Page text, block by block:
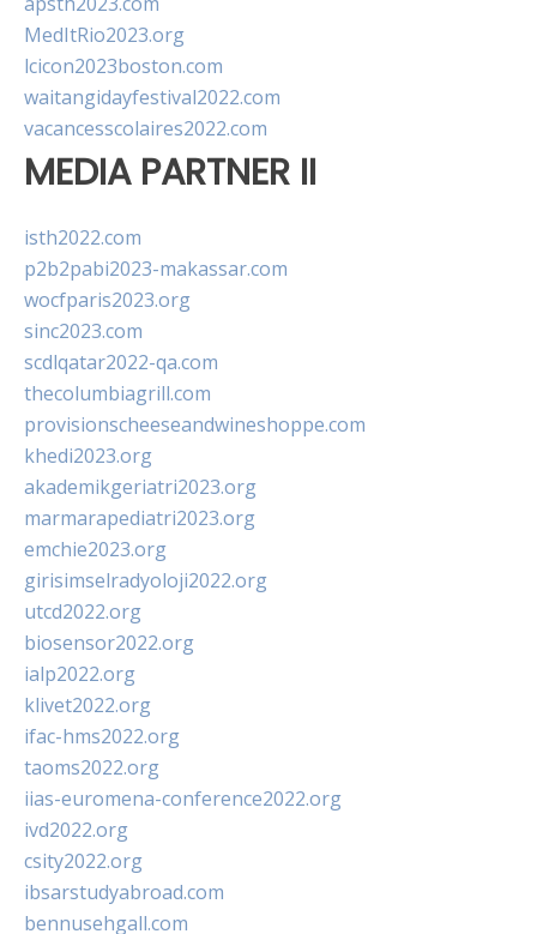
MedItRio2023.org
lcicon2023boston.com
waitangidayfestival2022.com
vacancesscolaires2022.com
MEDIA PARTNER II
isth2022.com
p2b2pabi2023-makassar.com
wocfparis2023.org
sinc2023.com
scdlqatar2022-qa.com
thecolumbiagrill.com
provisionscheeseandwineshoppe.com
khedi2023.org
akademikgeriatri2023.org
marmarapediatri2023.org
emchie2023.org
girisimselradyoloji2022.org
utcd2022.org
biosensor2022.org
ialp2022.org
klivet2022.org
ifac-hms2022.org
taoms2022.org
iias-euromena-conference2022.org
ivd2022.org
csity2022.org
ibsarstudyabroad.com
bennusehgall.com